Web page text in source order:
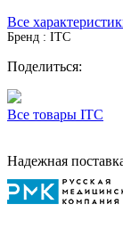
Все
Бренд : ITC
Поделиться:
Все товары ITC
Надежная